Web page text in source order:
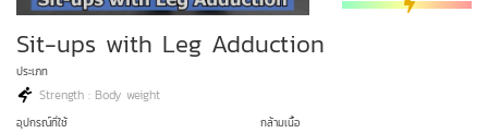
Sit-ups with Leg Adduction
ประเภท
Strength : Body weight
อุปกรณ์ที่ใช้ กล้ามเนื้อ